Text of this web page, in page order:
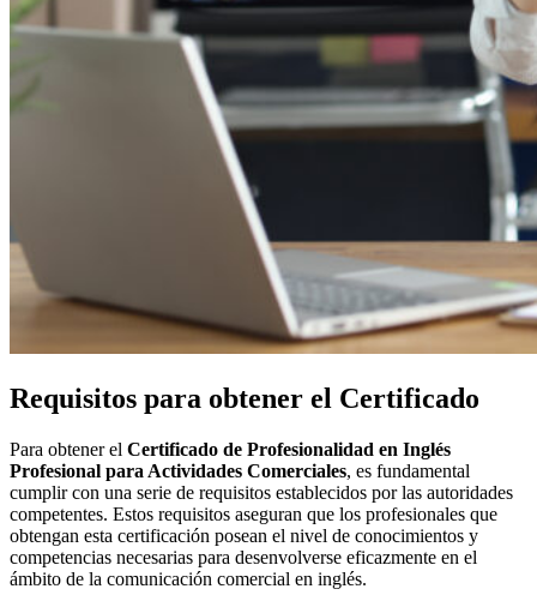
Requisitos para obtener el Certificado
Para obtener el Certificado de Profesionalidad en Inglés
Profesional para Actividades Comerciales, es fundamental
cumplir con una serie de requisitos establecidos por las autoridades
competentes. Estos requisitos aseguran que los profesionales que
obtengan esta certificación posean el nivel de conocimientos y
competencias necesarias para desenvolverse eficazmente en el
ámbito de la comunicación comercial en inglés.